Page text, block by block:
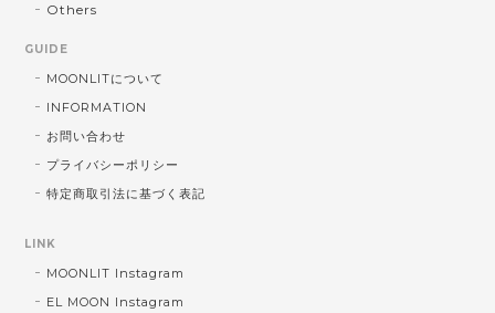
Others
GUIDE
MOONLITについて
INFORMATION
お問い合わせ
プライバシーポリシー
特定商取引法に基づく表記
LINK
MOONLIT Instagram
EL MOON Instagram